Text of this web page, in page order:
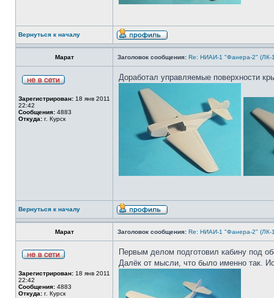
Вернуться к началу
Марат Заголовок сообщения: Re: НИАИ-1 "Фанера-2" (ЛК-
Зарегистрирован: 18 янв 2011
22:42
Сообщения: 4883
Откуда: г. Курск
Доработал управляемые поверхности
Вернуться к началу
Марат Заголовок сообщения: Re: НИАИ-1 "Фанера-2" (ЛК-
Зарегистрирован: 18 янв 2011
22:42
Сообщения: 4883
Откуда: г. Курск
Первым делом подготовил кабину под
Далёк от мысли, что было именно так.